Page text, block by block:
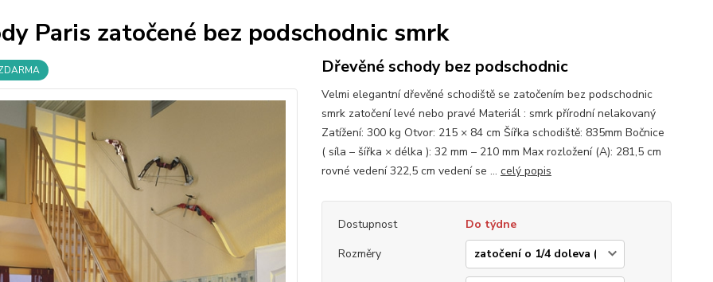
Paris zatočené bez podschodnic smrk
Dřevěné schody bez podschodnic
Velmi elegantní dřevěné schodiště se zatočením bez podschodnic
smrk zatočení levé nebo pravé Materiál : smrk přírodní nelakovaný
Zatížení: 300 kg Otvor: 215 × 84 cm Šířka schodiště: 835mm Bočnice
( síla – šířka × délka ): 32 mm – 210 mm Max rozložení (A): 281,5 cm
rovné vedení 322,5 cm vedení se ... celý popis
Dostupnost
Do týdne
Rozměry